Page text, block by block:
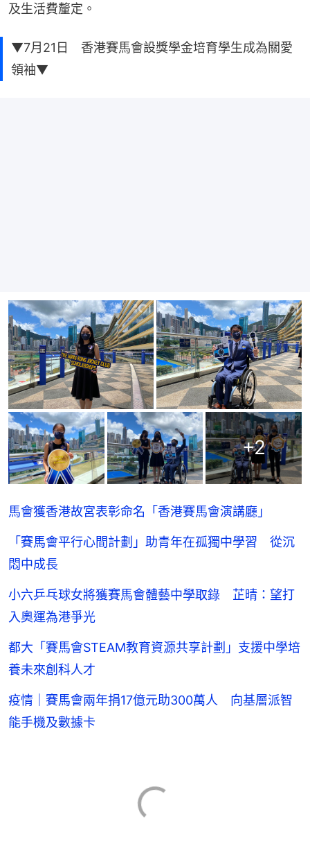
及生活費釐定。
▼7月21日 香港賽馬會設獎學金培育學生成為關愛
領袖▼
+2
馬會獲香港故宮表彰命名「香港賽馬會演講廳」
「賽馬會平行心間計劃」助青年在孤獨中學習 從沉
悶中成長
小六乒乓球女將獲賽馬會體藝中學取錄 芷晴：望打
入奧運為港爭光
都大「賽馬會STEAM教育資源共享計劃」支援中學培
養未來創科人才
疫情｜賽馬會兩年捐17億元助300萬人 向基層派智
能手機及數據卡